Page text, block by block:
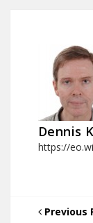
Dennis
https://
Previous